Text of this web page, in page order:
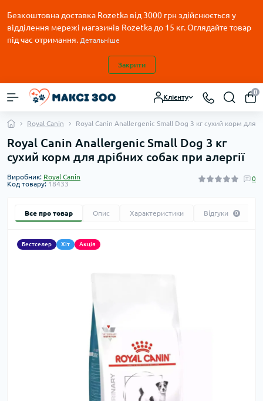
Безкоштовна доставка Rozetka від 3000 грн здійснюється у
відділення мережі магазинів Rozetka до 15 кг. Оглядайте товар
під час отримання. Детальніше
Закрити
Клієнту
0
Royal Canin Royal Canin Anallergenic Small Dog 3 кг сухий корм для
Royal Canin Anallergenic Small Dog 3 кг
сухий корм для дрібних собак при алергії
Виробник: Royal Canin
Код товару: 18433
0
Все про товар Опис Характеристики Відгуки 0
Бестселер Хіт Акція